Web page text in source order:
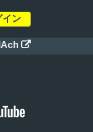
イン
